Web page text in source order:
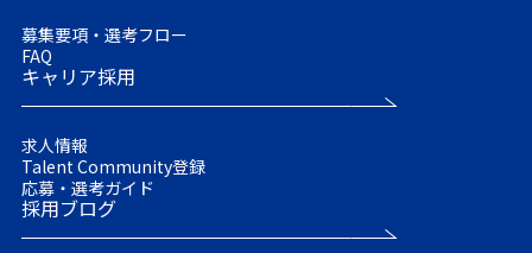
募集要項・選考フロー
FAQ
キャリア採用
求人情報
Talent Community登録
応募・選考ガイド
採用ブログ